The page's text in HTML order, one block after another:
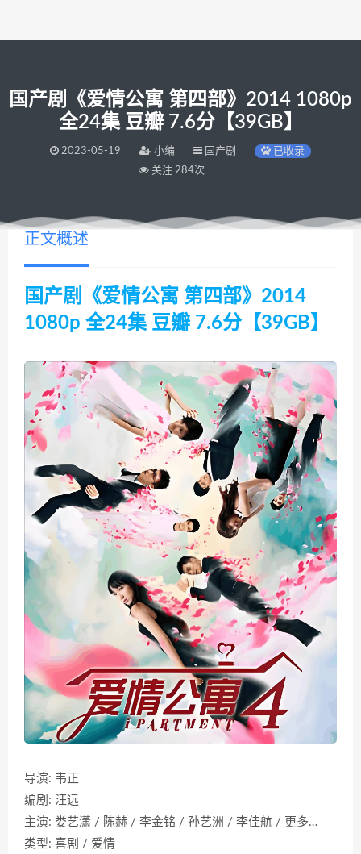
国产剧《爱情公寓 第四部》2014 1080p
全24集 豆瓣 7.6分【39GB】
2023-05-19 小编 国产剧
已收录
关注 284次
正文概述
国产剧《爱情公寓 第四部》2014
1080p 全24集 豆瓣 7.6分【39GB】
导演: 韦正
编剧: 汪远
主演: 娄艺潇 / 陈赫 / 李金铭 / 孙艺洲 / 李佳航 / 更多…
类型: 喜剧 / 爱情